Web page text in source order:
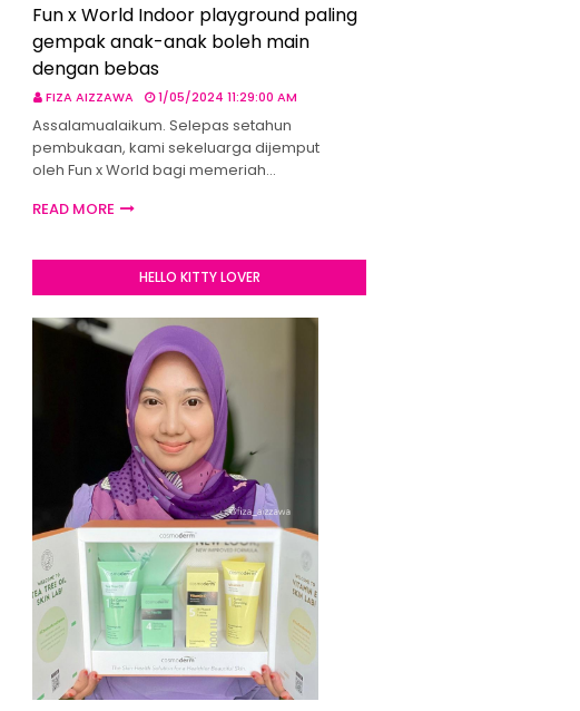
Fun x World Indoor playground paling
gempak anak-anak boleh main
dengan bebas
FIZA AIZZAWA 1/05/2024 11:29:00 AM
Assalamualaikum. Selepas setahun
pembukaan, kami sekeluarga dijemput
oleh Fun x World bagi memeriah…
READ MORE
HELLO KITTY LOVER